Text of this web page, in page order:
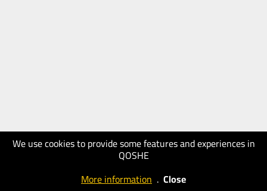
We use cookies to provide some features and experiences in
QOSHE
More information . Close